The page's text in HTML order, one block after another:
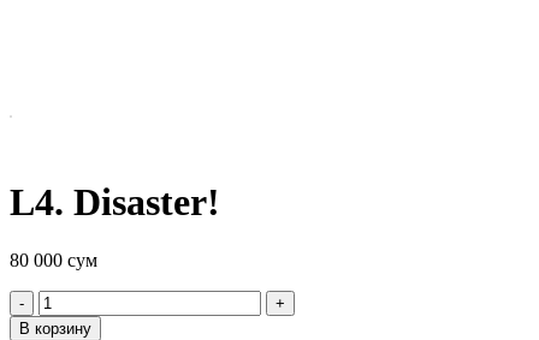
L4. Disaster!
80 000 сум
Quantity
В корзину